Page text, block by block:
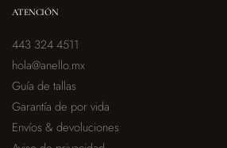
ATENCIÓN
443 324 4511
hola@anello.mx
Guía de tallas
Garantía de por vida
Envíos & devoluciones